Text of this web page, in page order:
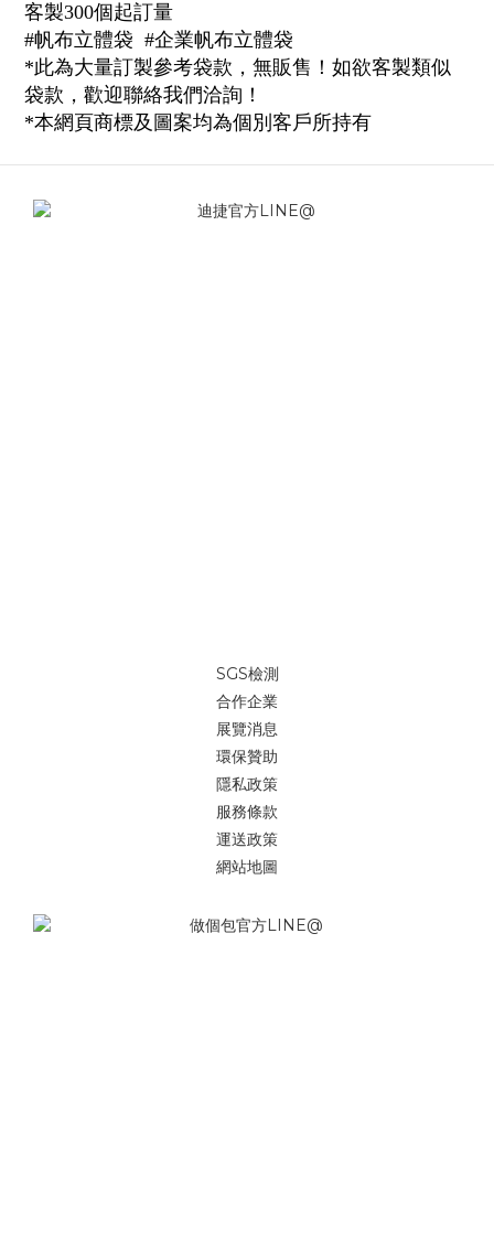
客製300個起訂量
#帆布立體袋 #企業帆布立體袋
*此為大量訂製參考袋款，無販售！如欲客製類似
袋款，歡迎聯絡我們洽詢！
*本網頁商標及圖案均為個別客戶所持有
SGS檢測
合作企業
展覽消息
環保贊助
隱私政策
服務條款
運送政策
網站地圖